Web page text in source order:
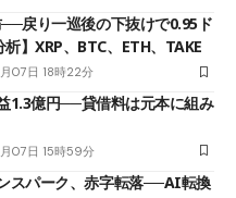
戻り一巡後の下抜けで0.95ド
】XRP、BTC、ETH、TAKE
07日 18時22分
1.3億円──貸借料は元本に組み
07日 15時59分
スパーク、赤字転落──AI転換